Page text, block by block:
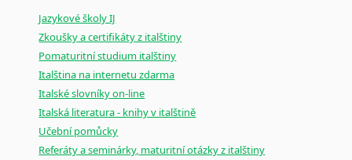
poradny a pravidla
Jazykové školy IJ
Zkoušky a certifikáty z italštiny
Pomaturitní studium italštiny
Italština na internetu zdarma
Italské slovníky on-line
Italská literatura - knihy v italštině
Učební pomůcky
Referáty a seminárky, maturitní otázky z italštiny